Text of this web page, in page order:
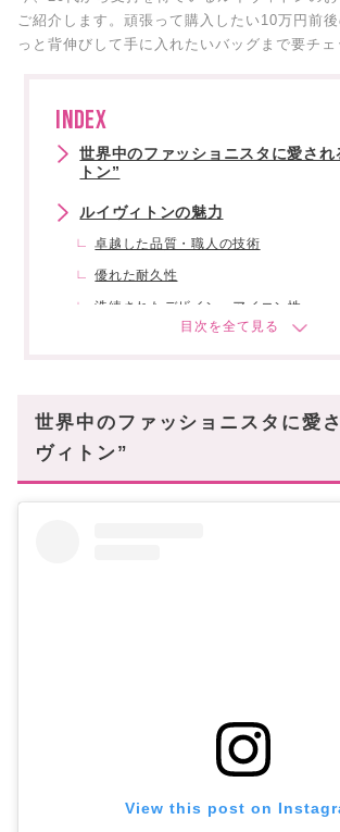
ご紹介します。頑張って購入したい10万円前
っと背伸びして手に入れたいバッグまで要チェ
INDEX
世界中のファッショニスタに愛され
トン”
ルイヴィトンの魅力
卓越した品質・職人の技術
優れた耐久性
洗練されたデザイン・アイコン性
バッグ
世界中のファッショニスタに愛
ヴィトン”
View this post on